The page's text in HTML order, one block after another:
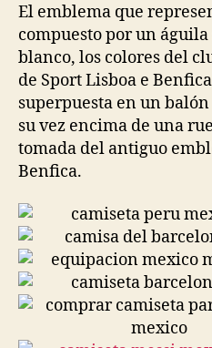
El emblema que
compuesto por un
blanco, los colores del
de Sport Lisboa e
superpuesta en un
su vez encima de una
tomada del antiguo
Benfica.